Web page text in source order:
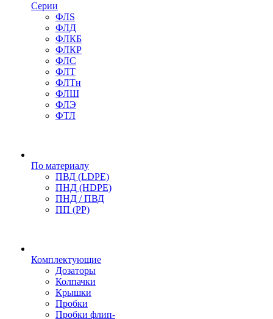
Серии
ФЛS
ФЛД
ФЛКБ
ФЛКР
ФЛС
ФЛТ
ФЛТн
ФЛШ
ФЛЭ
ФТЛ
По материалу
ПВД (LDPE)
ПНД (HDPE)
ПНД / ПВД
ПП (PP)
Комплектующие
Дозаторы
Колпачки
Крышки
Пробки
Пробки флип-